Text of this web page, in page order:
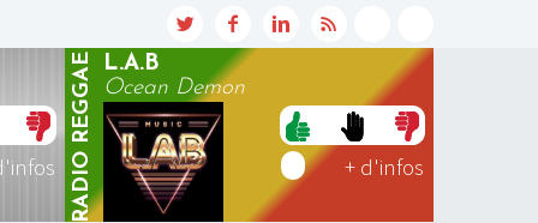
RADIO
REGGAE
L.A.B
Ocean Demon
+ d'infos